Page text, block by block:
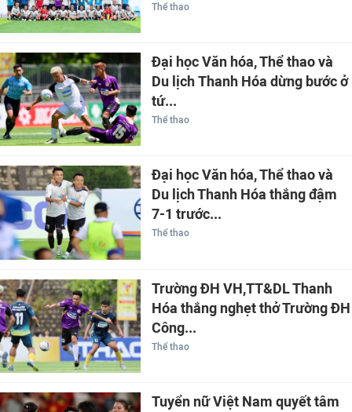
Thể thao
Đại học Văn hóa, Thể thao và
Du lịch Thanh Hóa dừng bước ở
tứ...
Thể thao
Đại học Văn hóa, Thể thao và
Du lịch Thanh Hóa thắng đậm
7-1 trước...
Thể thao
Trường ĐH VH,TT&DL Thanh
Hóa thắng nghẹt thở Trường ĐH
Công...
Thể thao
Tuyển nữ Việt Nam quyết tâm